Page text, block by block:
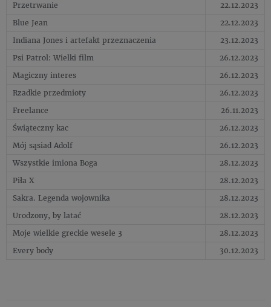
Przetrwanie
22.12.2023
Blue Jean
22.12.2023
Indiana Jones i artefakt przeznaczenia
23.12.2023
Psi Patrol: Wielki film
26.12.2023
Magiczny interes
26.12.2023
Rzadkie przedmioty
26.12.2023
Freelance
26.11.2023
Świąteczny kac
26.12.2023
Mój sąsiad Adolf
26.12.2023
Wszystkie imiona Boga
28.12.2023
Piła X
28.12.2023
Sakra. Legenda wojownika
28.12.2023
Urodzony, by latać
28.12.2023
Moje wielkie greckie wesele 3
28.12.2023
Every body
30.12.2023